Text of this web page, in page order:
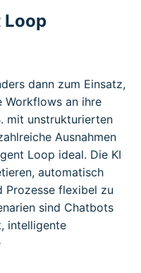
Loop
dann zum Einsatz,
Workflows an ihre
mit unstrukturierten
Ausnahmen
Loop ideal. Die KI
automatisch
Prozesse flexibel zu
sind Chatbots
intelligente